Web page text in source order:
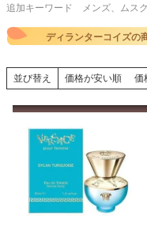
追加キーワード メンズ、ムス
ディランターコイズの
並び替え 価格が安い順 価